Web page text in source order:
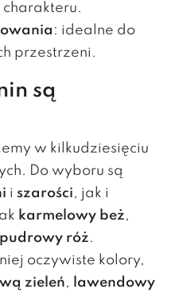
: idealne do
przestrzeni.
są
w kilkudziesięciu
Do wyboru są
i szarości, jak i
karmelowy beż,
pudrowy róż.
oczywiste kolory,
zieleń,
lawendowy